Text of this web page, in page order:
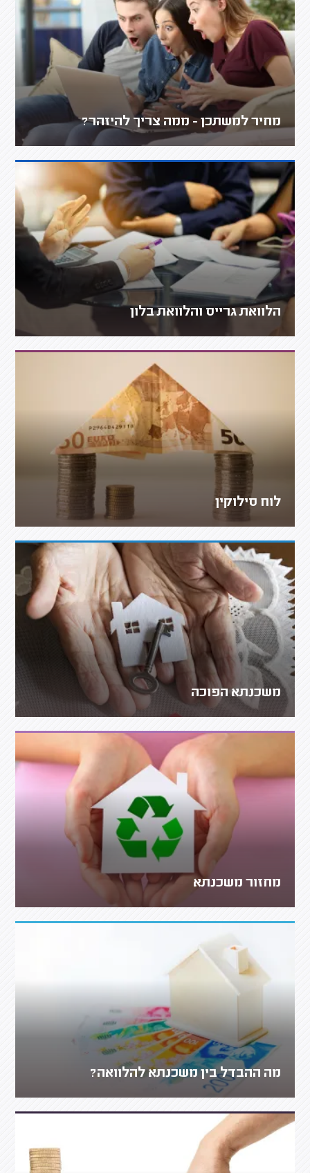
מחיר למשתכן - ממה צריך להיזהר?
הלוואת גרייס והלוואת בלון
לוח סילוקין
משכנתא הפוכה
מחזור משכנתא
מה ההבדל בין משכנתא להלוואה?